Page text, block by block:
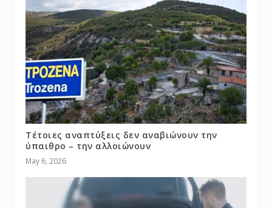
Τέτοιες αναπτύξεις δεν αναβιώνουν την
ύπαιθρο – την αλλοιώνουν
May 6, 2026